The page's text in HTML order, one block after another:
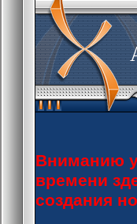
Вниманию
времени
создания